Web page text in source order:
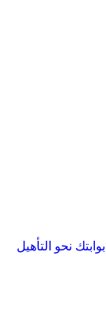
نحو التأهيل